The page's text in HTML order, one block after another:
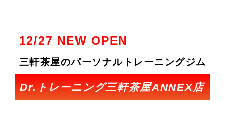
12/27 NEW OPEN
三軒茶屋のパーソナルトレーニングジム
Dr.トレーニング三軒茶屋ANNEX店